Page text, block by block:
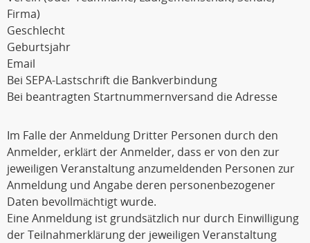
Firma)
Geschlecht
Geburtsjahr
Email
Bei SEPA-Lastschrift die Bankverbindung
Bei beantragten Startnummernversand die Adresse
Im Falle der Anmeldung Dritter Personen durch den
Anmelder, erklärt der Anmelder, dass er von den zur
jeweiligen Veranstaltung anzumeldenden Personen zur
Anmeldung und Angabe deren personenbezogener
Daten bevollmächtigt wurde.
Eine Anmeldung ist grundsätzlich nur durch Einwilligung
der Teilnahmerklärung der jeweiligen Veranstaltung